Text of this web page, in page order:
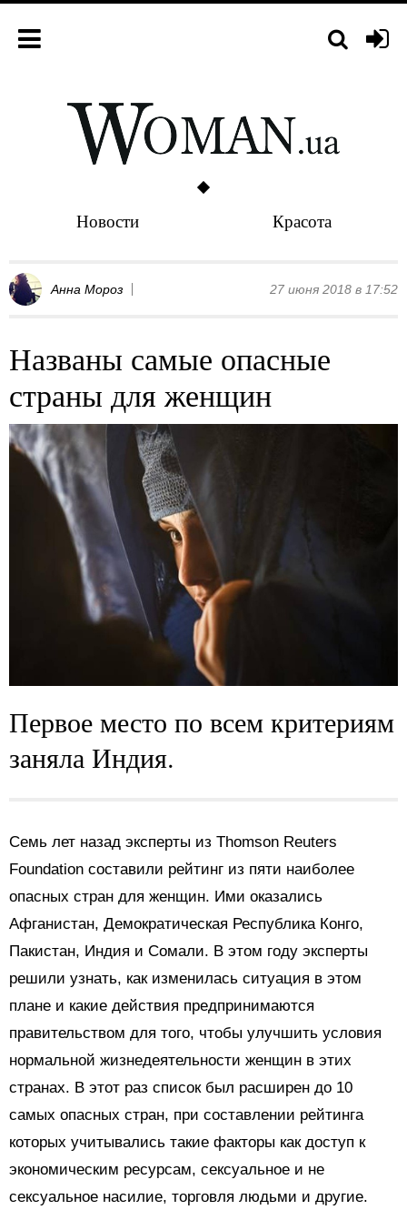
Новости Красота
Анна Мороз 27 июня 2018 в 17:52
Названы самые опасные
страны для женщин
Первое место по всем критериям
заняла Индия.
Семь лет назад эксперты из Thomson Reuters
Foundation составили рейтинг из пяти наиболее
опасных стран для женщин. Ими оказались
Афганистан, Демократическая Республика Конго,
Пакистан, Индия и Сомали. В этом году эксперты
решили узнать, как изменилась ситуация в этом
плане и какие действия предпринимаются
правительством для того, чтобы улучшить условия
нормальной жизнедеятельности женщин в этих
странах. В этот раз список был расширен до 10
самых опасных стран, при составлении рейтинга
которых учитывались такие факторы как доступ к
экономическим ресурсам, сексуальное и не
сексуальное насилие, торговля людьми и другие.